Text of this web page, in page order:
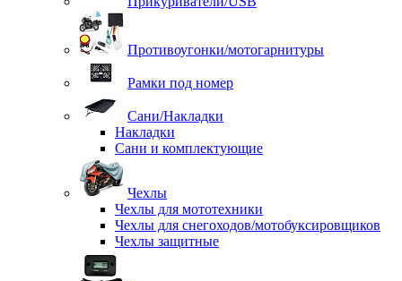
Противоугонки/мотогарнитуры
Рамки под номер
Сани/Накладки
Накладки
Сани и комплектующие
Чехлы
Чехлы для мототехники
Чехлы для снегоходов/мотобуксировщиков
Чехлы защитные